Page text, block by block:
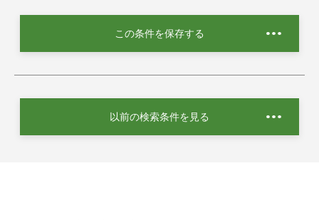
この条件を保存する
以前の検索条件を見る